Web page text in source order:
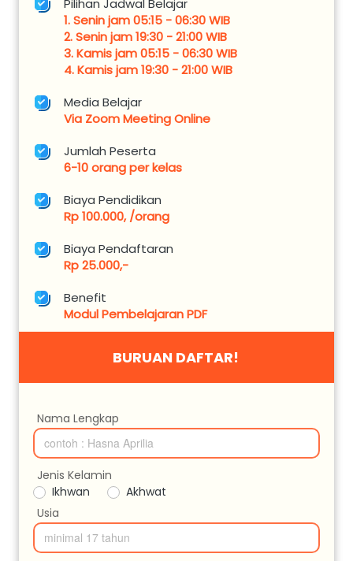
Pilihan Jadwal Belajar
1. Senin jam 05:15 - 06:30 WIB
2. Senin jam 19:30 - 21:00 WIB
3. Kamis jam 05:15 - 06:30 WIB
4. Kamis jam 19:30 - 21:00 WIB
Media Belajar
Via Zoom Meeting Online
Jumlah Peserta
6-10 orang per kelas
Biaya Pendidikan
Rp 100.000, /orang
Biaya Pendaftaran
Rp 25.000,-
Benefit
Modul Pembelajaran PDF
BURUAN DAFTAR!
Nama Lengkap
Jenis Kelamin
Ikhwan
Akhwat
Usia